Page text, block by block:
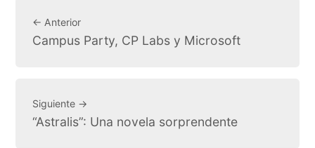
← Anterior
Campus Party, CP Labs y Microsoft
Siguiente →
“Astralis”: Una novela sorprendente